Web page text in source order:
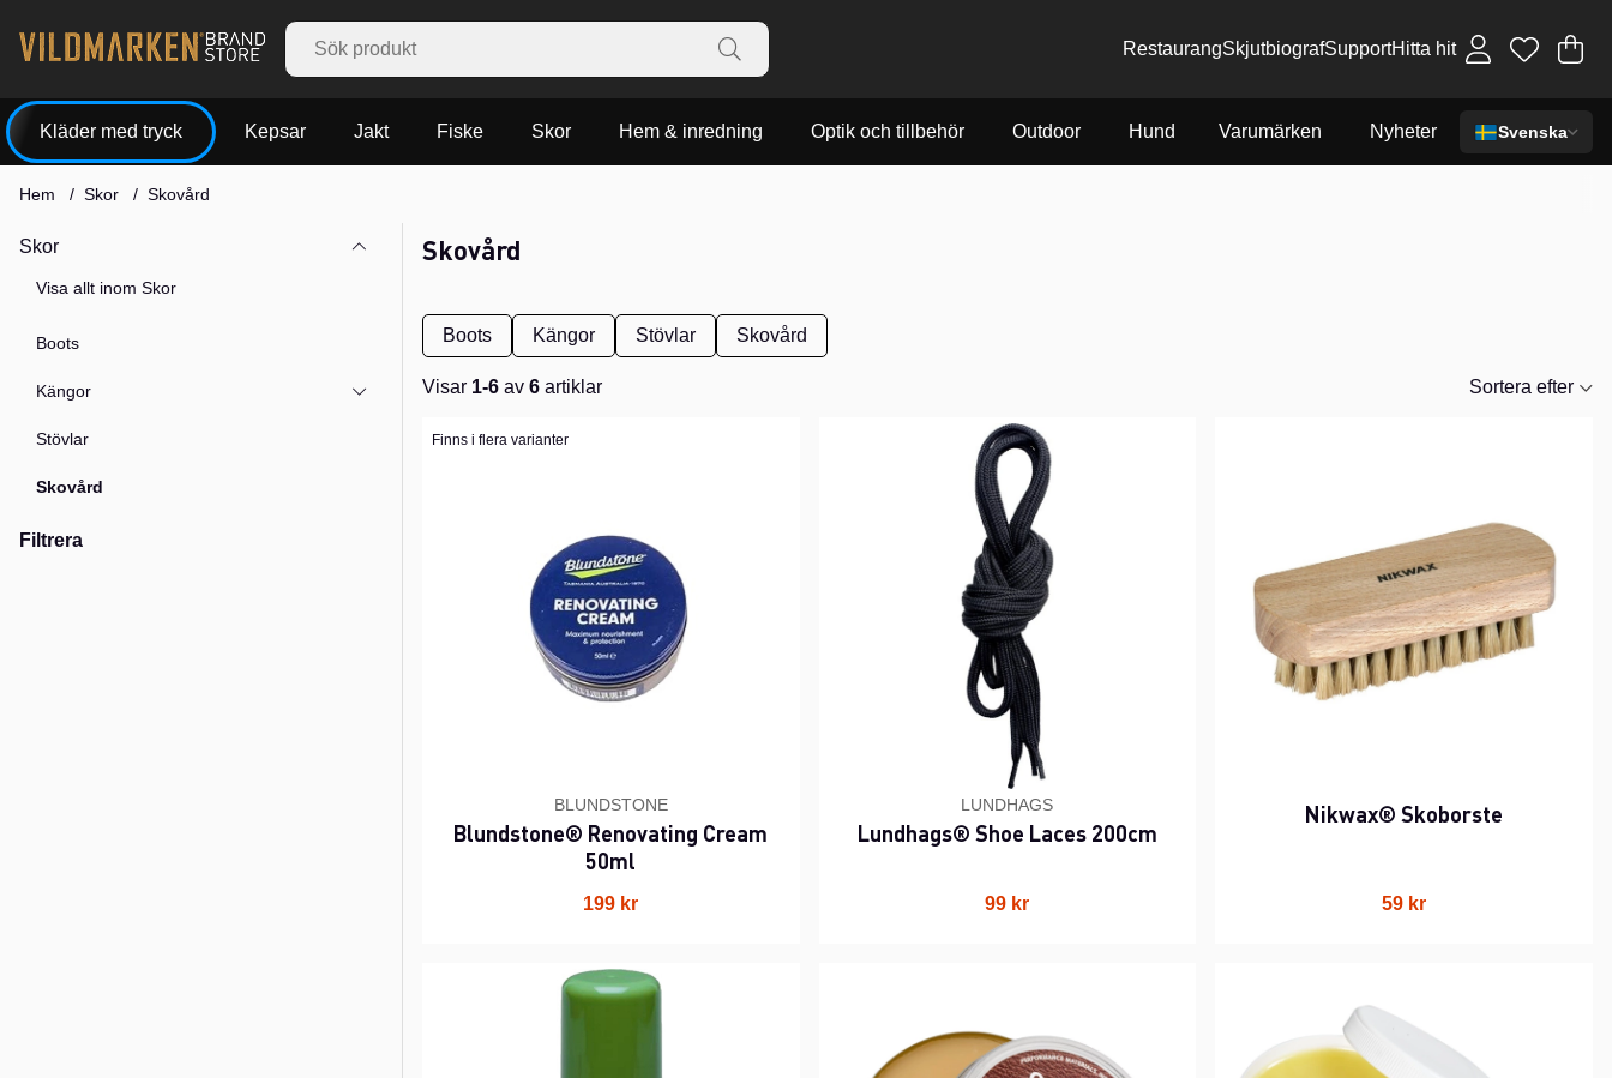
RestaurangSkjutbiografSupportHitta hit .
Kläder med tryck Kepsar Jakt Fiske Skor Hem & inredning Optik och tillbehör Outdoor Hund Varumärken Nyheter Svenska
Hem Skor Skovård
Skor
Visa allt inom Skor
Boots
Kängor
Stövlar
Skovård
Filtrera
Skovård
Boots Kängor Stövlar Skovård
Visar 1-6 av 6 artiklar
Sortera efter
Finns i flera varianter
BLUNDSTONE
Blundstone® Renovating Cream
50ml
199 kr
LUNDHAGS
Lundhags® Shoe Laces 200cm
99 kr
Nikwax® Skoborste
59 kr